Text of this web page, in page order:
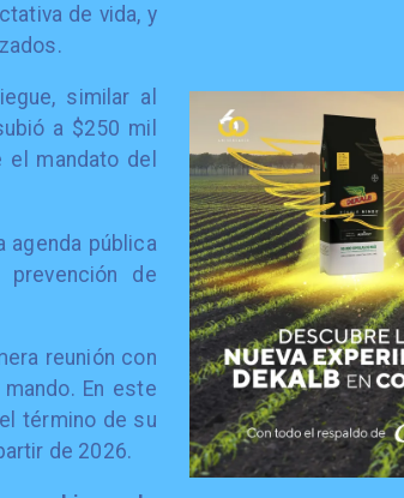
de vida, y
similar al
a $250 mil
mandato del
agenda pública
de
reunión con
En este
término de su
de 2026.